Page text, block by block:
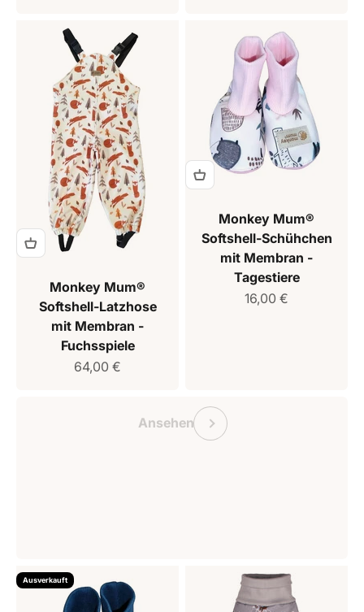
Monkey Mum®
Softshell-Latzhose
mit Membran -
Fuchsspiele
Verkaufspreis
64,00 €
Monkey Mum®
Softshell-Schühchen
mit Membran -
Tagestiere
Verkaufspreis
16,00 €
AnsehenVorherige
Ausverkauft